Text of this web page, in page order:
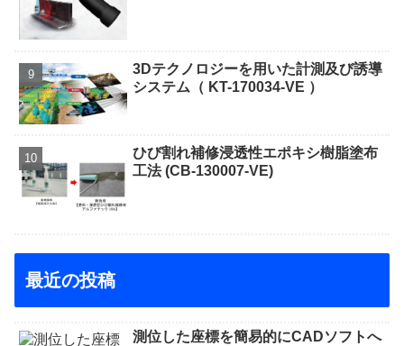
3Dテクノロジーを用いた計測及び誘導
システム（ KT-170034-VE ）
ひび割れ補修浸透性エポキシ樹脂塗布
工法 (CB-130007-VE)
最近の投稿
測位した座標を簡易的にCADソフトへ